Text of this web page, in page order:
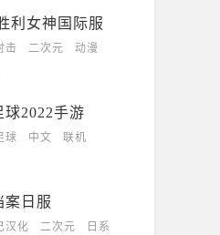
利女神国际服
击 二次元
动漫
球2022手游
球 中文
联机
案日服
汉化 二次元
日系